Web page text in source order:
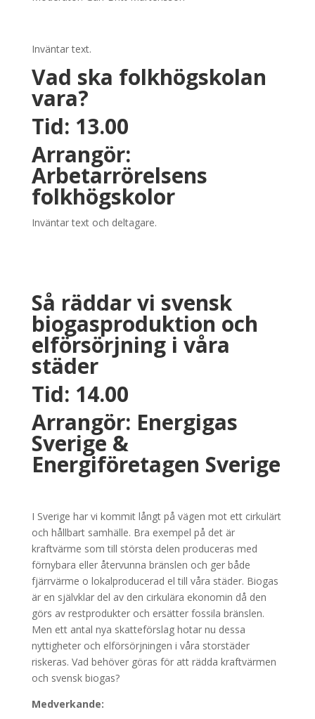
Inväntar text.
Vad ska folkhögskolan
vara?
Tid: 13.00
Arrangör:
Arbetarrörelsens
folkhögskolor
Inväntar text och deltagare.
Så räddar vi svensk
biogasproduktion och
elförsörjning i våra
städer
Tid: 14.00
Arrangör: Energigas
Sverige &
Energiföretagen Sverige
I Sverige har vi kommit långt på vägen mot ett cirkulärt
och hållbart samhälle. Bra exempel på det är
kraftvärme som till största delen produceras med
förnybara eller återvunna bränslen och ger både
fjärrvärme o lokalproducerad el till våra städer. Biogas
är en självklar del av den cirkulära ekonomin då den
görs av restprodukter och ersätter fossila bränslen.
Men ett antal nya skatteförslag hotar nu dessa
nyttigheter och elförsörjningen i våra storstäder
riskeras. Vad behöver göras för att rädda kraftvärmen
och svensk biogas?
Medverkande: